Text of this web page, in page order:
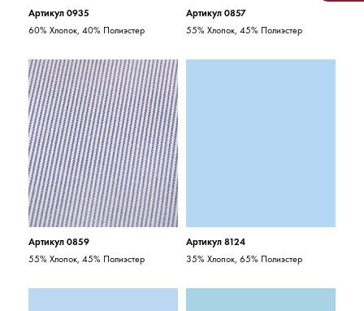
Артикул 0935
60% Хлопок, 40% Полиэстер
Артикул 0857
55% Хлопок, 45% Полиэстер
Артикул 0859
55% Хлопок, 45% Полиэстер
Артикул 8124
35% Хлопок, 65% Полиэстер